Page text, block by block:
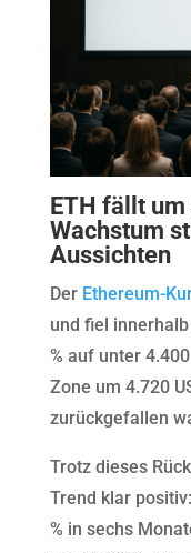
ETH fällt um
Wachstum
Aussichten
Der Ethereum-
und fiel
% auf unter
Zone um 4.720
zurückgefallen
Trotz dieses
Trend klar
% in sechs